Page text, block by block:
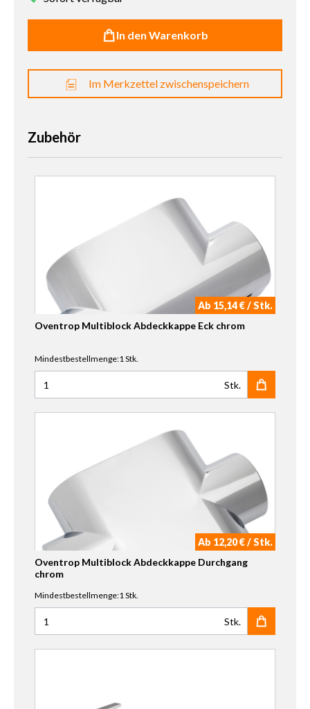
In den Warenkorb
Im Merkzettel zwischenspeichern
Zubehör
Ab 15,14 € / Stk.
Oventrop Multiblock Abdeckkappe Eck chrom
Mindestbestellmenge:1 Stk.
Anzahl für Oventrop Multiblock Abdeckkappe Eck chrom
Stk.
Ab 12,20 € / Stk.
Oventrop Multiblock Abdeckkappe Durchgang
chrom
Mindestbestellmenge:1 Stk.
Anzahl für Oventrop Multiblock Abdeckkappe
Stk.